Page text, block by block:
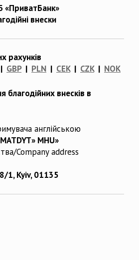
«ПриватБанк»
внески
рахунків
| GBP| PLN | CEK| CZK| NOK
благодійних внесків в
англійською
MHU»
Company address
1, Kyiv, 01135